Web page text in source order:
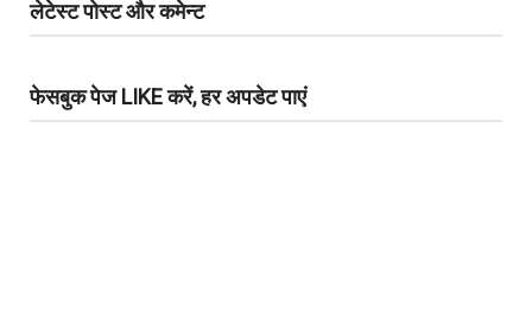
लेटेस्ट पोस्ट और कमेन्ट
फेसबुक पेज LIKE करें, हर अपडेट पाएं